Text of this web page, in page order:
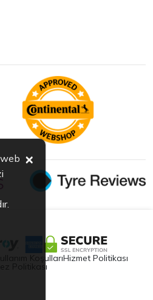
Kullanım KoşullarıHizmet Politikası
Politikası
web ×